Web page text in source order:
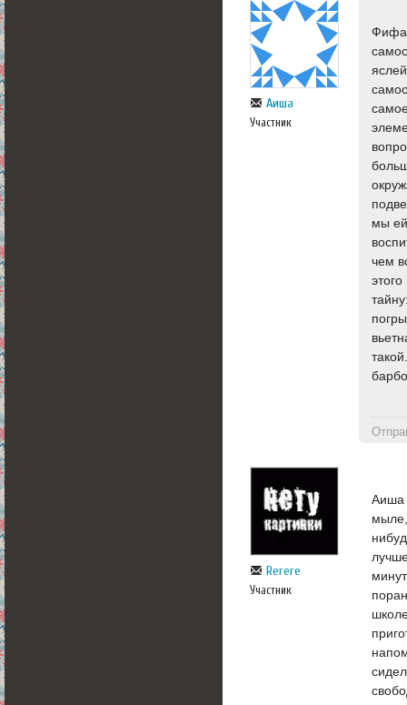
Аиша
Участник
Фифа,
мы
чем
Rerere
Участник
Аиша